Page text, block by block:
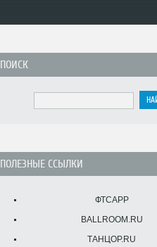
ПОИСК
ПОЛЕЗНЫЕ ССЫЛКИ
ФТСАРР
BALLROOM.RU
ТАНЦОР.RU